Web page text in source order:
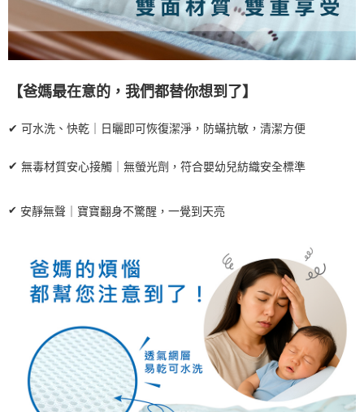
【爸媽最在意的，我們都替你想到了】
✔ 可水洗、快乾｜日曬即可恢復潔淨，防蟎抗敏，清潔方便
✔ 無毒材質安心接觸｜無螢光劑，符合嬰幼兒紡織安全標準
✔ 安靜無聲｜寶寶翻身不驚醒，一覺到天亮